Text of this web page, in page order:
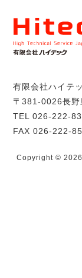
有限会社ハイテ
〒381-0026長野
TEL 026-222-
FAX 026-222-
Copyright © 2026